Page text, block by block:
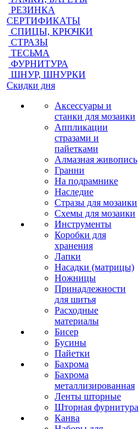
РЕЗИНКА
СЕРТИФИКАТЫ
СПИЦЫ, КРЮЧКИ
СТРАЗЫ
ТЕСЬМА
ФУРНИТУРА
ШНУР, ШНУРКИ
Скидки дня
Аксессуары и
станки для мозаики
Аппликации
стразами и
пайетками
Алмазная живопись
Гранни
На подрамнике
Наследие
Стразы для мозаики
Схемы для мозаики
Инструменты
Коробки для
хранения
Лапки
Насадки (матрицы)
Ножницы
Принадлежности
для шитья
Расходные
материалы
Бисер
Бусины
Пайетки
Бахрома
Бахрома
металлизированная
Ленты шторные
Шторная фурнитура
Канва